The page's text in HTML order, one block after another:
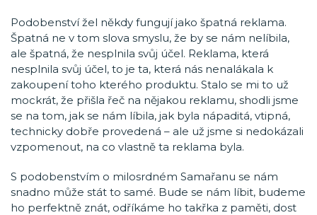
Podobenství žel někdy fungují jako špatná reklama.
Špatná ne v tom slova smyslu, že by se nám nelíbila,
ale špatná, že nesplnila svůj účel. Reklama, která
nesplnila svůj účel, to je ta, která nás nenalákala k
zakoupení toho kterého produktu. Stalo se mi to už
mockrát, že přišla řeč na nějakou reklamu, shodli jsme
se na tom, jak se nám líbila, jak byla nápaditá, vtipná,
technicky dobře provedená – ale už jsme si nedokázali
vzpomenout, na co vlastně ta reklama byla.
S podobenstvím o milosrdném Samařanu se nám
snadno může stát to samé. Bude se nám líbit, budeme
ho perfektně znát, odříkáme ho takřka z paměti, dost